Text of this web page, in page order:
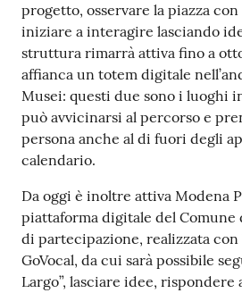
progetto, osservare la piazza
iniziare a interagire lasciando
struttura rimarrà attiva fino a
affianca un totem digitale
Musei: questi due sono i luoghi
può avvicinarsi al percorso e
persona anche al di fuori degli
calendario.
Da oggi è inoltre attiva Modena
piattaforma digitale del Comune
di partecipazione, realizzata con
GoVocal, da cui sarà possibile
Largo”, lasciare idee, rispondere